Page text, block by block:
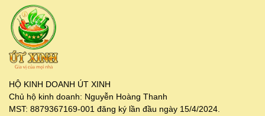
HỘ KINH DOANH ÚT XINH
Chủ hộ kinh doanh: Nguyễn Hoàng Thanh
MST: 8879367169-001 đăng ký lần đầu ngày 15/4/2024.